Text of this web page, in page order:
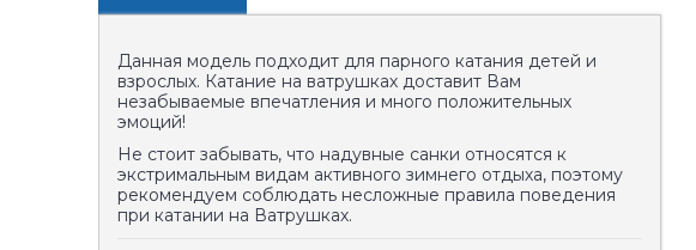
Данная модель подходит для парного катания детей и
взрослых. Катание на ватрушках доставит Вам
незабываемые впечатления и много положительных
эмоций!
Не стоит забывать, что надувные санки относятся к
экстримальным видам активного зимнего отдыха, поэтому
рекомендуем соблюдать несложные правила поведения
при катании на Ватрушках.